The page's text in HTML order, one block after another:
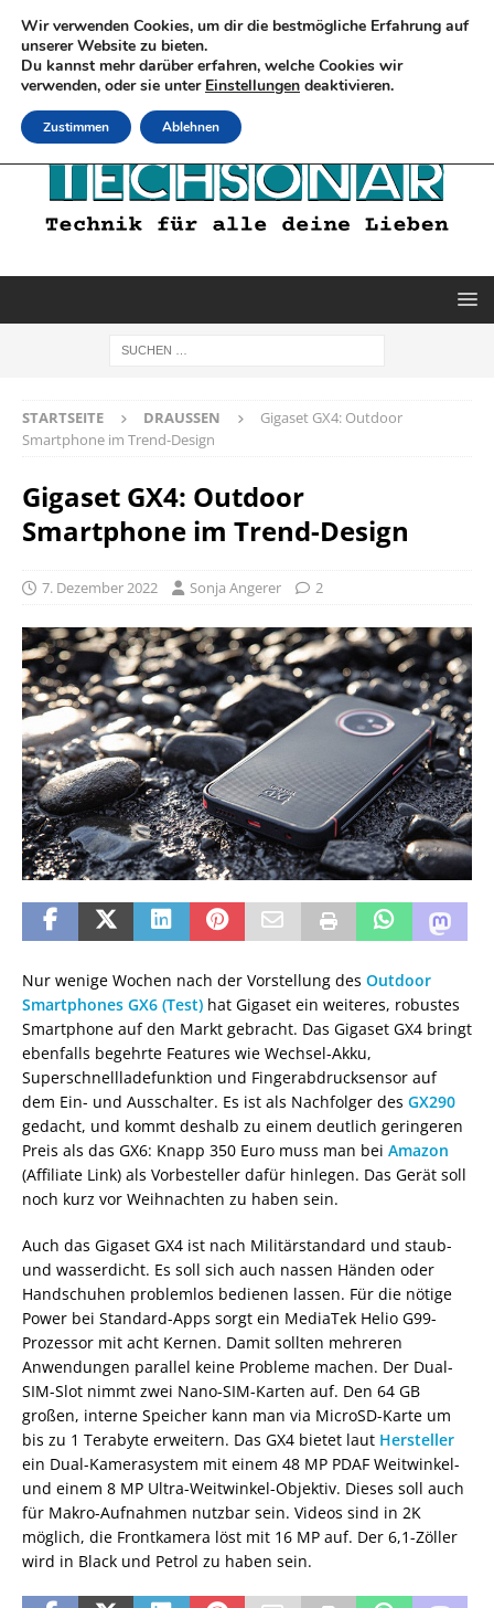
STARTSEITE DRAUSSEN
Gigaset GX4: Outdoor
Smartphone im Trend-Design
Gigaset GX4: Outdoor
Smartphone im Trend-Design
7. Dezember 2022 Sonja Angerer 2
Nur wenige Wochen nach der Vorstellung des Outdoor
Smartphones GX6 (Test) hat Gigaset ein weiteres, robustes
Smartphone auf den Markt gebracht. Das Gigaset GX4 bringt
ebenfalls begehrte Features wie Wechsel-Akku,
Superschnellladefunktion und Fingerabdrucksensor auf
dem Ein- und Ausschalter. Es ist als Nachfolger des GX290
gedacht, und kommt deshalb zu einem deutlich geringeren
Preis als das GX6: Knapp 350 Euro muss man bei Amazon
(Affiliate Link) als Vorbesteller dafür hinlegen. Das Gerät soll
noch kurz vor Weihnachten zu haben sein.
Auch das Gigaset GX4 ist nach Militärstandard und staub-
und wasserdicht. Es soll sich auch nassen Händen oder
Handschuhen problemlos bedienen lassen. Für die nötige
Power bei Standard-Apps sorgt ein MediaTek Helio G99-
Prozessor mit acht Kernen. Damit sollten mehreren
Anwendungen parallel keine Probleme machen. Der Dual-
SIM-Slot nimmt zwei Nano-SIM-Karten auf. Den 64 GB
großen, interne Speicher kann man via MicroSD-Karte um
bis zu 1 Terabyte erweitern. Das GX4 bietet laut Hersteller
ein Dual-Kamerasystem mit einem 48 MP PDAF Weitwinkel-
und einem 8 MP Ultra-Weitwinkel-Objektiv. Dieses soll auch
für Makro-Aufnahmen nutzbar sein. Videos sind in 2K
möglich, die Frontkamera löst mit 16 MP auf. Der 6,1-Zöller
wird in Black und Petrol zu haben sein.
Wir verwenden Cookies, um dir die bestmögliche Erfahrung auf
unserer Website zu bieten.
Du kannst mehr darüber erfahren, welche Cookies wir
verwenden, oder sie unter Einstellungen deaktivieren.
Zustimmen Ablehnen